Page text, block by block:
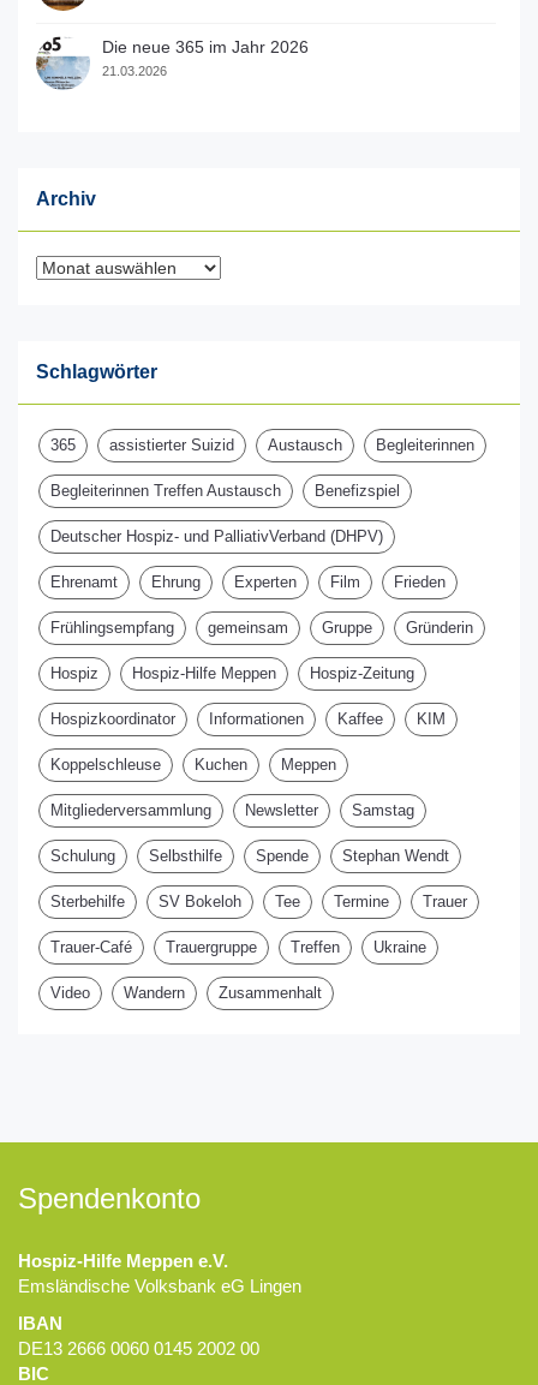
Die neue 365 im Jahr 2026
21.03.2026
Archiv
Archiv
Schlagwörter
365 assistierter Suizid Austausch Begleiterinnen
Begleiterinnen Treffen Austausch Benefizspiel
Deutscher Hospiz- und PalliativVerband (DHPV)
Ehrenamt Ehrung Experten Film Frieden
Frühlingsempfang gemeinsam Gruppe Gründerin
Hospiz Hospiz-Hilfe Meppen Hospiz-Zeitung
Hospizkoordinator Informationen Kaffee KIM
Koppelschleuse Kuchen Meppen
Mitgliederversammlung Newsletter Samstag
Schulung Selbsthilfe Spende Stephan Wendt
Sterbehilfe SV Bokeloh Tee Termine Trauer
Trauer-Café Trauergruppe Treffen Ukraine
Video Wandern Zusammenhalt
Spendenkonto
Hospiz-Hilfe Meppen e.V.
Emsländische Volksbank eG Lingen
IBAN
DE13 2666 0060 0145 2002 00
BIC